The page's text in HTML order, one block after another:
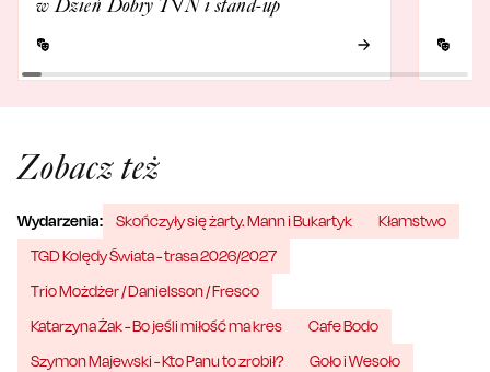
w Dzień Dobry TVN i stand-up
Zobacz też
Wydarzenia: Skończyły się żarty. Mann i Bukartyk
Kłamstwo
TGD Kolędy Świata - trasa 2026/2027
Trio Możdżer / Danielsson / Fresco
Katarzyna Żak - Bo jeśli miłość ma kres
Cafe Bodo
Szymon Majewski - Kto Panu to zrobił?
Goło i Wesoło